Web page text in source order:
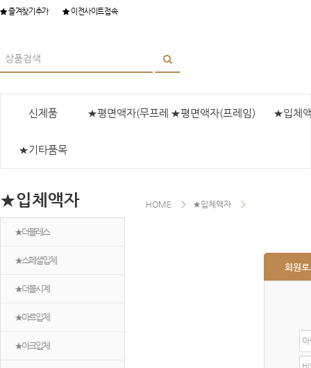
즐겨찾기추가 이전사이트접속
신제품 ★평면액자(무프레 ★평면액자(프레임) ★입체
★기타품목
★입체액자
★더블레스
★스페셜입체
★더블시계
★마르입체
★아크입체
HOME ★입체액자
회원
디